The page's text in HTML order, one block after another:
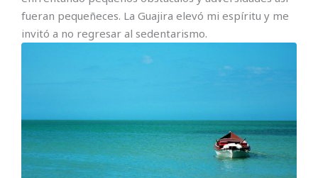
fueran pequeñeces. La Guajira elevó mi espíritu y me
invitó a no regresar al sedentarismo.